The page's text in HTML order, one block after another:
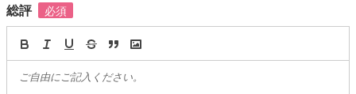
総評 必須